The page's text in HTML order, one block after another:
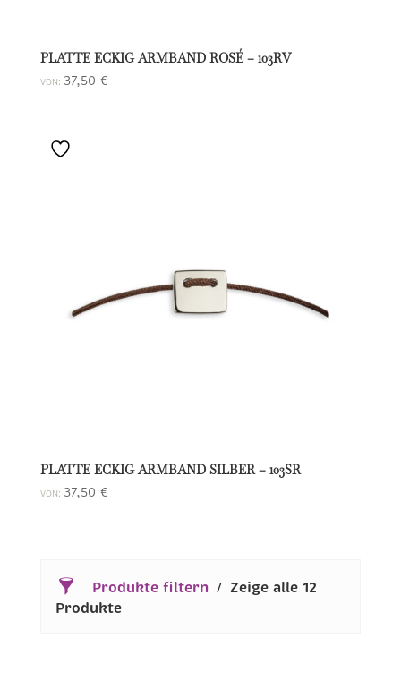
PLATTE ECKIG ARMBAND ROSÉ – 103RV
VON: 37,50 €
PLATTE ECKIG ARMBAND SILBER – 103SR
VON: 37,50 €
Produkte filtern
Zeige alle 12
Produkte